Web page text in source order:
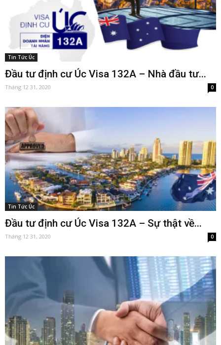
Tin Tức Úc
Đầu tư định cư Úc Visa 132A – Nhà đầu tư...
Tháng 12 31, 2020 0
Tin Tức Úc
Đầu tư định cư Úc Visa 132A – Sự thật về...
Tháng 12 31, 2020 0